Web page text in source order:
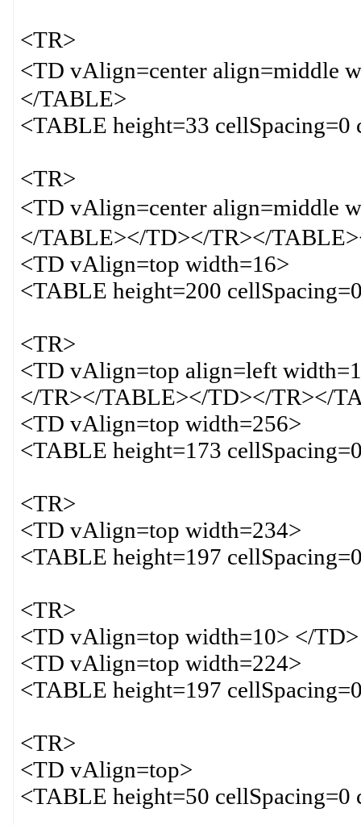
<TR>
<TD vAlign=center
</TABLE>
<TABLE height=33
<TR>
<TD vAlign=center align=middle
</TABLE></TD></TR></
<TD vAlign=top width=16>
<TABLE height=200
<TR>
<TD vAlign=top align=left
</TR></TABLE></TD></TR></
<TD vAlign=top width=256>
<TABLE height=173
<TR>
<TD vAlign=top width=234>
<TABLE height=197
<TR>
<TD vAlign=top width=10> </TD>
<TD vAlign=top width=224>
<TABLE height=197
<TR>
<TD vAlign=top>
<TABLE height=50